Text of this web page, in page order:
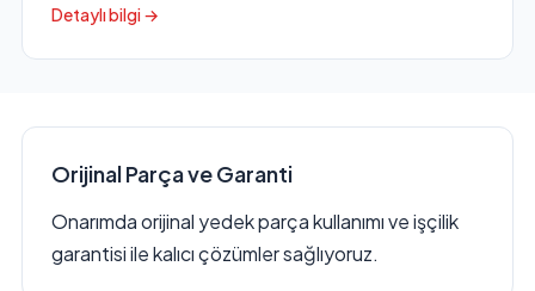
Detaylı bilgi →
Orijinal Parça ve Garanti
Onarımda orijinal yedek parça kullanımı ve işçilik
garantisi ile kalıcı çözümler sağlıyoruz.